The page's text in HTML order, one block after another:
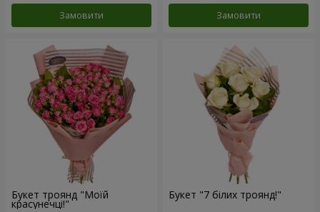
Замовити Замовити
Букет троянд "Моїй
красунечці!"
Букет "7 білих троянд!"